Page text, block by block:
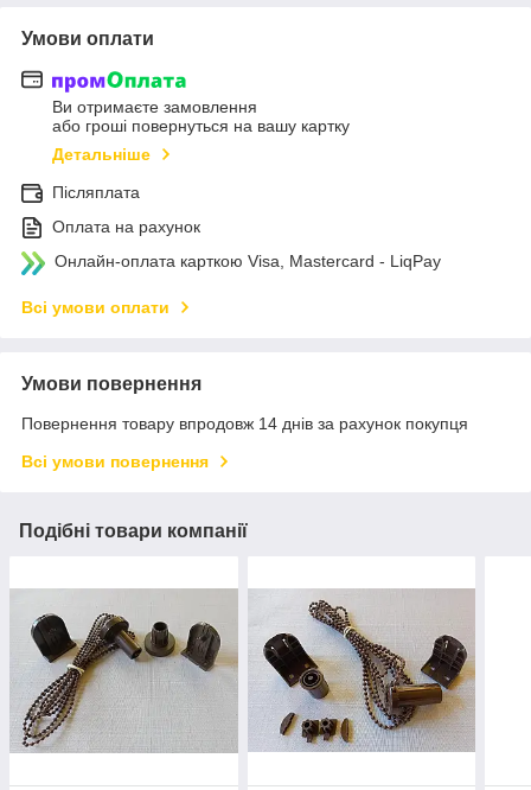
Умови оплати
Ви отримаєте замовлення
або гроші повернуться на вашу картку
Детальніше
Післяплата
Оплата на рахунок
Онлайн-оплата карткою Visa, Mastercard - LiqPay
Всі умови оплати
Умови повернення
Повернення товару впродовж 14 днів за рахунок покупця
Всі умови повернення
Подібні товари компанії